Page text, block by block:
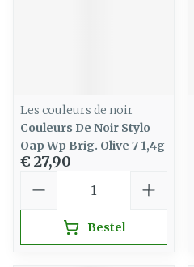
Les couleurs de noir
Couleurs De Noir Stylo
Oap Wp Brig. Olive 7 1,4g
€ 27,90
Bestel